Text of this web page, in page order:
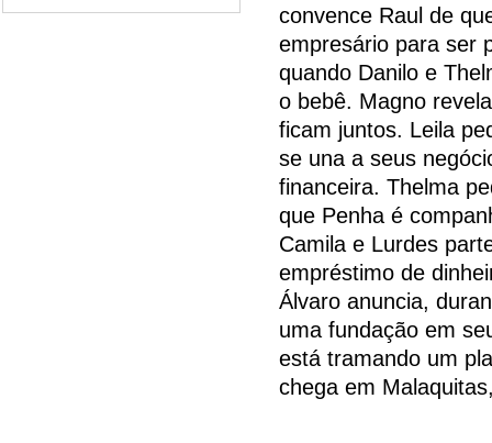
convence Raul de
empresário para ser
quando Danilo e
o bebê. Magno
ficam juntos. Leila
se una a seus
financeira. Thelma
que Penha é
Camila e Lurdes
empréstimo de
Álvaro anuncia,
uma fundação em
está tramando um
chega em